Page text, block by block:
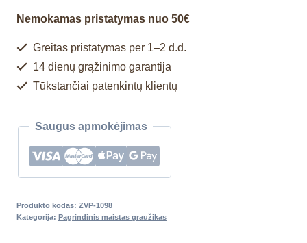
Nemokamas pristatymas nuo 50€
Greitas pristatymas per 1–2 d.d.
14 dienų grąžinimo garantija
Tūkstančiai patenkintų klientų
Saugus apmokėjimas
Produkto kodas: ZVP-1098
Kategorija: Pagrindinis maistas graužikas